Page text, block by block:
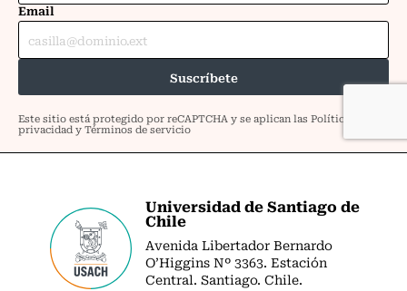
Universidad de Santiago de
Chile
Avenida Libertador Bernardo
O’Higgins Nº 3363. Estación
Central. Santiago. Chile.